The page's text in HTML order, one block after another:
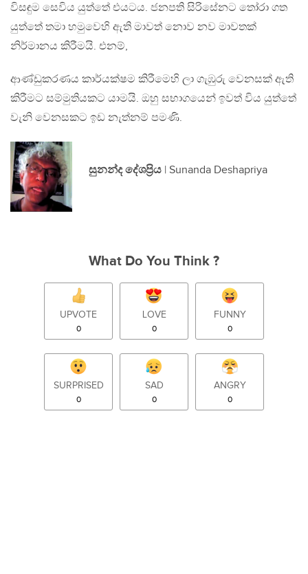
විසඳුම සෙවිය යුත්තේ එයටය. ජනපති සිරිසේනට තෝරා ගත
යුත්තේ තමා හමුවෙහි ඇති මාවත් නොව නව මාවතක්
නිර්මානය කිරීමයි. එනම්,
ආණ්ඩුකරණය කාර්යක්ෂම කිරීමෙහි ලා ගැඹුරු වෙනසක් ඇති
කිරීමට සම්මුතියකට යාමයි. ඔහු සභාගයෙන් ඉවත් විය යුත්තේ
වැනි වෙනසකට ඉඩ නැත්නම් පමණි.
සුනන්ද දේශප්‍රිය | Sunanda Deshapriya
What Do You Think ?
UPVOTE
0
LOVE
0
FUNNY
0
SURPRISED
0
SAD
0
ANGRY
0